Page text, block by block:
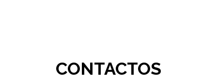
CONTACTOS